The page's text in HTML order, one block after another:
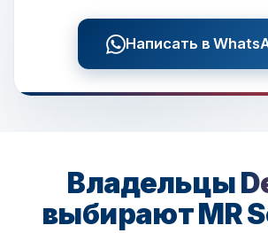
Написать в
Владельцы
выбирают MR